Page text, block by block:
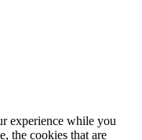
experience while you
the cookies that are